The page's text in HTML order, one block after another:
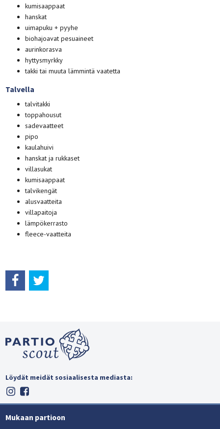
kumisaappaat
hanskat
uimapuku + pyyhe
biohajoavat pesuaineet
aurinkorasva
hyttysmyrkky
takki tai muuta lämmintä vaatetta
Talvella
talvitakki
toppahousut
sadevaatteet
pipo
kaulahuivi
hanskat ja rukkaset
villasukat
kumisaappaat
talvikengät
alusvaatteita
villapaitoja
lämpökerrasto
fleece-vaatteita
Löydät meidät sosiaalisesta mediasta:
Mukaan partioon